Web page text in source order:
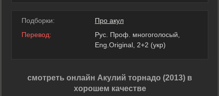
Подборки:
Про акул
Перевод:
Рус. Проф. многоголосый,
Eng.Original, 2+2 (укр)
смотреть онлайн Акулий торнадо (2013) в
хорошем качестве